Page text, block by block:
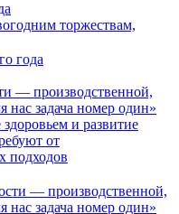
торжествам,
— производственной,
задача номер один»
и развитие
от
подходов